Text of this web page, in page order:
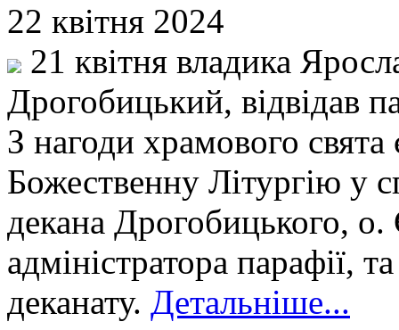
22 квітня 2024
21 квітня владика
Дрогобицький, відвідав
З нагоди храмового
Божественну Літургію у
декана Дрогобицького, о.
адміністратора парафії,
деканату. Детальніше...